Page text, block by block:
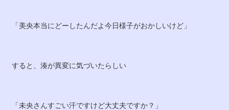
「美央本当にどーしたんだよ今日様子がおかしいけど」
すると、湊が異変に気づいたらしい
「未央さんすごい汗ですけど大丈夫ですか？」